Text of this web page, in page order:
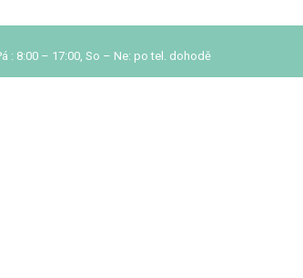
: 8:00 – 17:00, So – Ne: po tel. dohodě